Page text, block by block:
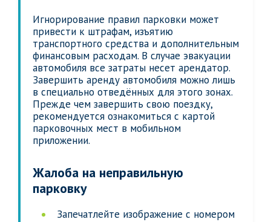
Игнорирование правил парковки может
привести к штрафам, изъятию
транспортного средства и дополнительным
финансовым расходам. В случае эвакуации
автомобиля все затраты несет арендатор.
Завершить аренду автомобиля можно лишь
в специально отведённых для этого зонах.
Прежде чем завершить свою поездку,
рекомендуется ознакомиться с картой
парковочных мест в мобильном
приложении.
Жалоба на неправильную
парковку
Запечатлейте изображение с номером